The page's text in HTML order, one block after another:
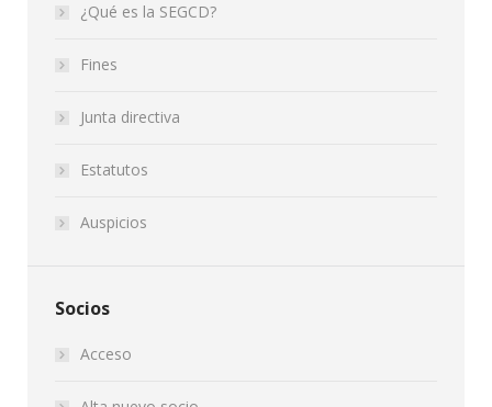
¿Qué es la SEGCD?
Fines
Junta directiva
Estatutos
Auspicios
Socios
Acceso